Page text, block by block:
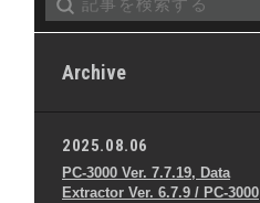
Archive
2025.08.06
PC-3000 Ver. 7.7.19, Data
Extractor Ver. 6.7.9 / PC-3000